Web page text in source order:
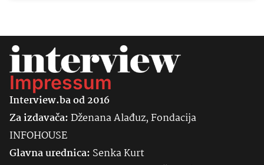
Impressum
Interview.ba od 2016
Za izdavača:Dženana Alađuz, Fondacija
INFOHOUSE
Glavna urednica: SenkaKurt